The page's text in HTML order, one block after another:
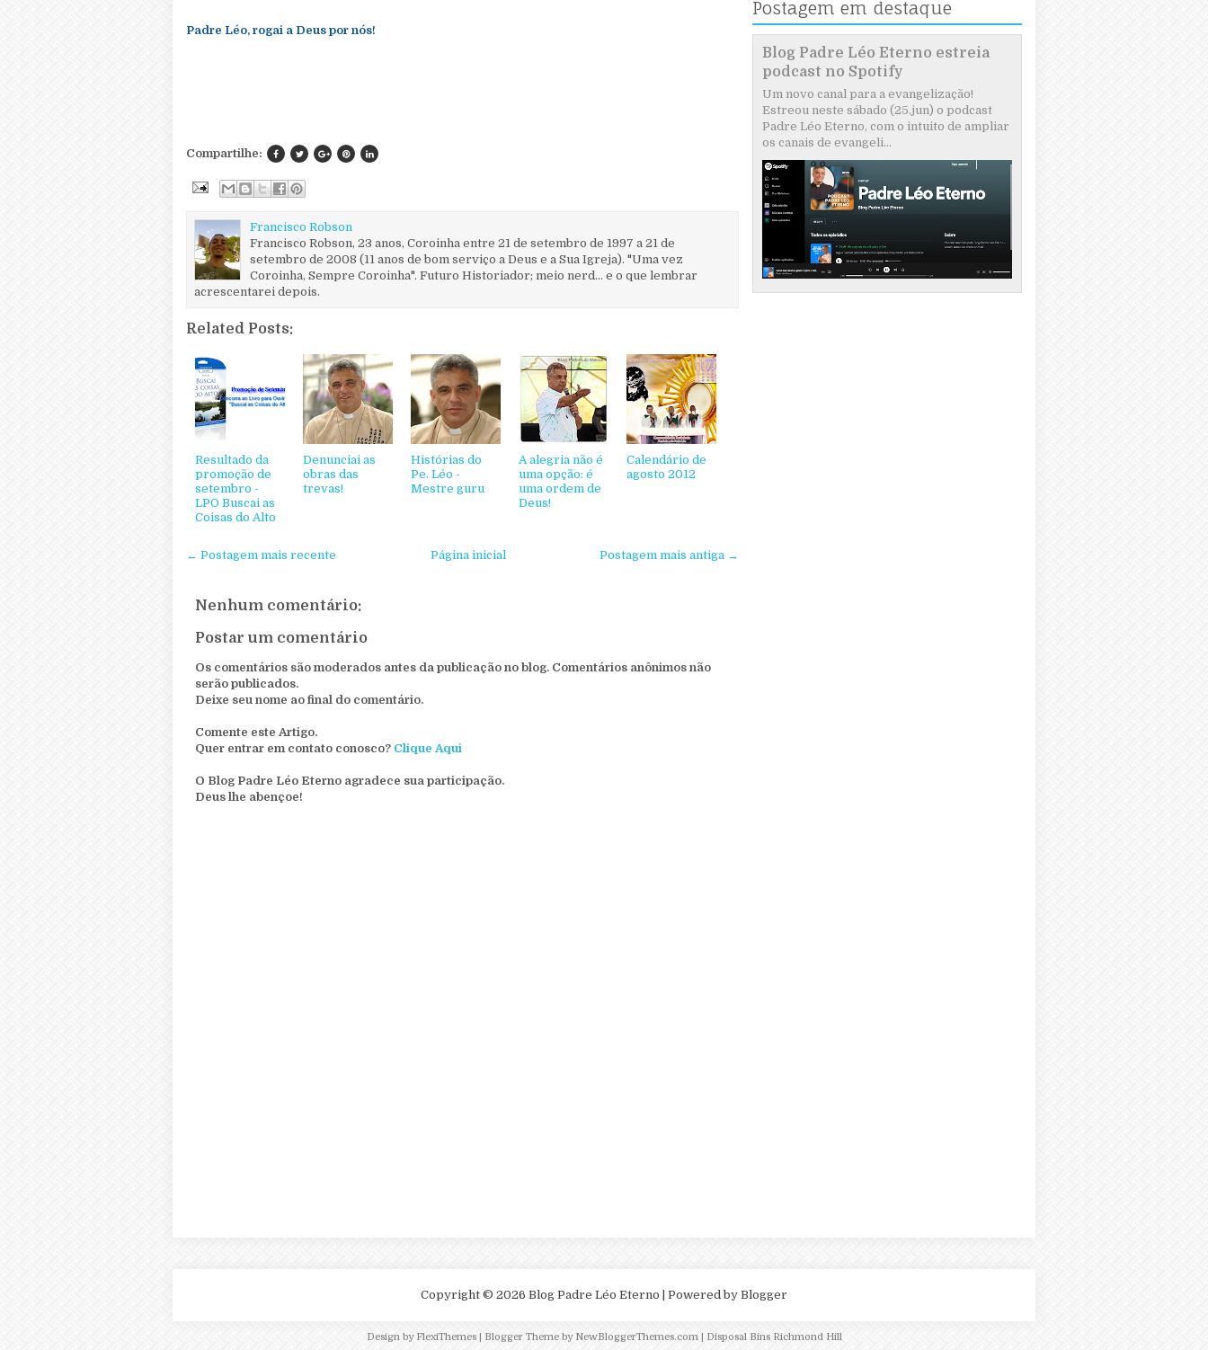
Padre Léo, rogai a Deus por nós!
Compartilhe:
Francisco Robson
Francisco Robson, 23 anos, Coroinha entre 21 de setembro de 1997 a 21 de
setembro de 2008 (11 anos de bom serviço a Deus e a Sua Igreja). "Uma vez
Coroinha, Sempre Coroinha". Futuro Historiador; meio nerd... e o que lembrar
acrescentarei depois.
Related Posts:
Resultado da
promoção de
setembro -
LPO Buscai as
Coisas do Alto
Denunciai as
obras das
trevas!
Histórias do
Pe. Léo -
Mestre guru
A alegria não é
uma opção: é
uma ordem de
Deus!
Calendário de
agosto 2012
← Postagem mais recente Postagem mais antiga →
Página inicial
Nenhum comentário:
Postar um comentário
Os comentários são moderados antes da publicação no blog. Comentários anônimos não
serão publicados.
Deixe seu nome ao final do comentário.
Comente este Artigo.
Quer entrar em contato conosco? Clique Aqui
O Blog Padre Léo Eterno agradece sua participação.
Deus lhe abençoe!
Postagem em destaque
Blog Padre Léo Eterno estreia
podcast no Spotify
Um novo canal para a evangelização!
Estreou neste sábado (25.jun) o podcast
Padre Léo Eterno, com o intuito de ampliar
os canais de evangeli...
Copyright © 2026 Blog Padre Léo Eterno | Powered by Blogger
Design by FlexiThemes| Blogger Theme by NewBloggerThemes.com| Disposal Bins Richmond Hill